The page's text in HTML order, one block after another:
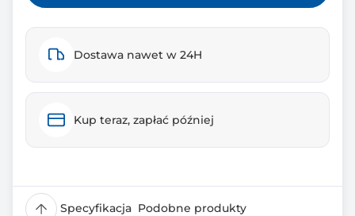
Dostawa nawet w 24H
Kup teraz, zapłać później
Specyfikacja Podobne produkty